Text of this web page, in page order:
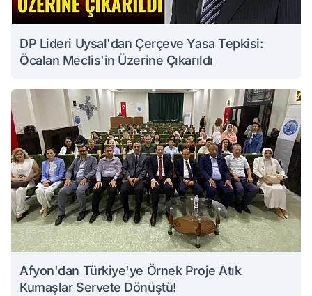
DP Lideri Uysal'dan Çerçeve Yasa Tepkisi:
Öcalan Meclis'in Üzerine Çıkarıldı
Afyon'dan Türkiye'ye Örnek Proje Atık
Kumaşlar Servete Dönüştü!